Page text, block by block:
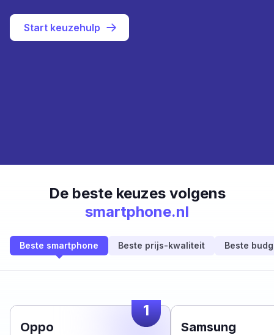
Start keuzehulp
De beste keuzes volgens
smartphone.nl
Beste smartphone Beste prijs-kwaliteit Beste
1
Oppo
Samsung